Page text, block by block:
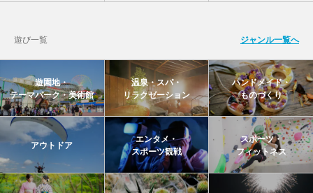
遊び一覧 ジャンル一覧へ
遊園地・
テーマパーク・美術館
温泉・スパ・
リラクゼーション
ハンドメイド・
ものづくり
アウトドア
エンタメ・
スポーツ観戦
スポーツ・
フィットネス